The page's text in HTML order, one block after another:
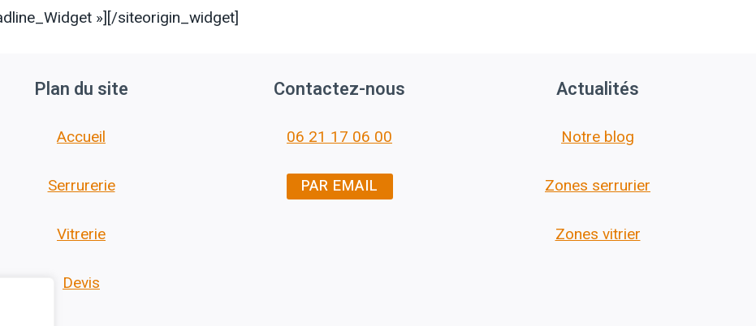
»] [/siteorigin_widget]
Plan du site
Accueil
Serrurerie
Vitrerie
Devis
Contactez-nous
06 21 17 06 00
PAR EMAIL
Actualités
Notre blog
Zones serrurier
Zones vitrier